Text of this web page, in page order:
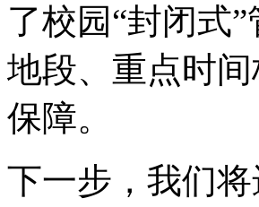
了校园“封闭式
地段、重点时
保障。
下一步，我们